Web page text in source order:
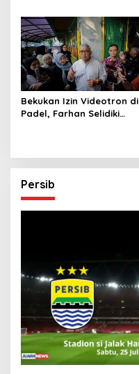
Lintas Provinsi dan
Internasional
Bekukan Izin Videotron di
Padel, Farhan Selidiki
Persib